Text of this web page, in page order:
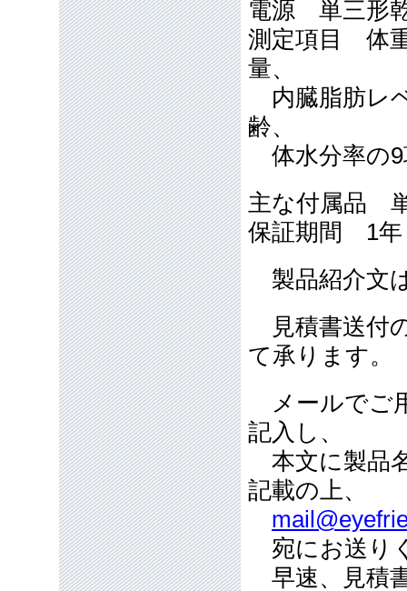
電源 単三形
測定項目 体
量、
内臓脂肪レ
齢、
体水分率
主な付属品
保証期間 1
製品紹介文
見積書送付
て承ります。
メールでご
記入し、
本文に製品
記載の上、
宛にお送り
早速、見積